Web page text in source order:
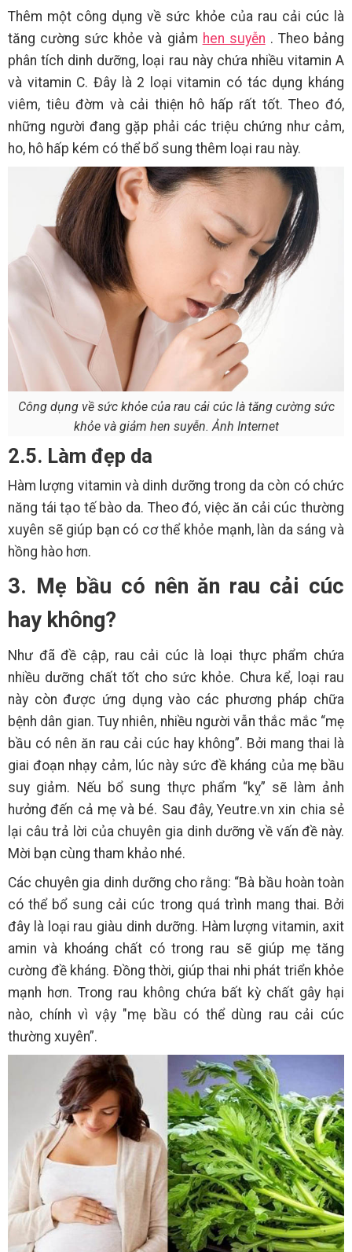
Thêm một công dụng về sức khỏe của rau cải cúc là
tăng cường sức khỏe và giảm hen suyễn . Theo bảng
phân tích dinh dưỡng, loại rau này chứa nhiều vitamin A
và vitamin C. Đây là 2 loại vitamin có tác dụng kháng
viêm, tiêu đờm và cải thiện hô hấp rất tốt. Theo đó,
những người đang gặp phải các triệu chứng như cảm,
ho, hô hấp kém có thể bổ sung thêm loại rau này.
Công dụng về sức khỏe của rau cải cúc là tăng cường sức
khỏe và giảm hen suyễn. Ảnh Internet
2.5. Làm đẹp da
Hàm lượng vitamin và dinh dưỡng trong da còn có chức
năng tái tạo tế bào da. Theo đó, việc ăn cải cúc thường
xuyên sẽ giúp bạn có cơ thể khỏe mạnh, làn da sáng và
hồng hào hơn.
3. Mẹ bầu có nên ăn rau cải cúc
hay không?
Như đã đề cập, rau cải cúc là loại thực phẩm chứa
nhiều dưỡng chất tốt cho sức khỏe. Chưa kể, loại rau
này còn được ứng dụng vào các phương pháp chữa
bệnh dân gian. Tuy nhiên, nhiều người vẫn thắc mắc “mẹ
bầu có nên ăn rau cải cúc hay không”. Bởi mang thai là
giai đoạn nhạy cảm, lúc này sức đề kháng của mẹ bầu
suy giảm. Nếu bổ sung thực phẩm “kỵ” sẽ làm ảnh
hưởng đến cả mẹ và bé. Sau đây, Yeutre.vn xin chia sẻ
lại câu trả lời của chuyên gia dinh dưỡng về vấn đề này.
Mời bạn cùng tham khảo nhé.
Các chuyên gia dinh dưỡng cho rằng: “Bà bầu hoàn toàn
có thể bổ sung cải cúc trong quá trình mang thai. Bởi
đây là loại rau giàu dinh dưỡng. Hàm lượng vitamin, axit
amin và khoáng chất có trong rau sẽ giúp mẹ tăng
cường đề kháng. Đồng thời, giúp thai nhi phát triển khỏe
mạnh hơn. Trong rau không chứa bất kỳ chất gây hại
nào, chính vì vậy "mẹ bầu có thể dùng rau cải cúc
thường xuyên”.